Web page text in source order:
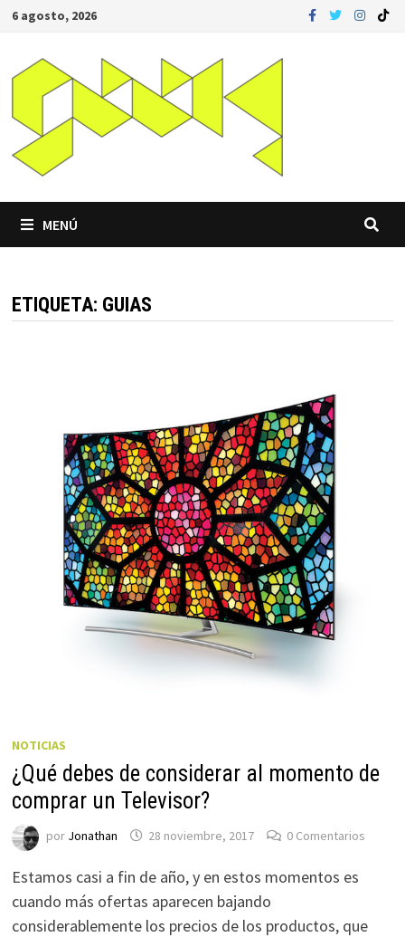
Saltar
contenido
6 agosto, 2026
MENÚ
ETIQUETA: GUIAS
NOTICIAS
¿Qué debes de considerar al momento de
comprar un Televisor?
por Jonathan 28 noviembre, 2017 0 Comentarios
Estamos casi a fin de año, y en estos momentos es
cuando más ofertas aparecen bajando
considerablemente los precios de los productos, que